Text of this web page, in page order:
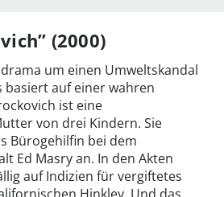
(2000)
um einen Umweltskandal
basiert auf einer wahren
ist eine
von drei Kindern. Sie
Bürogehilfin bei dem
Ed Masry an. In den Akten
auf Indizien für vergiftetes